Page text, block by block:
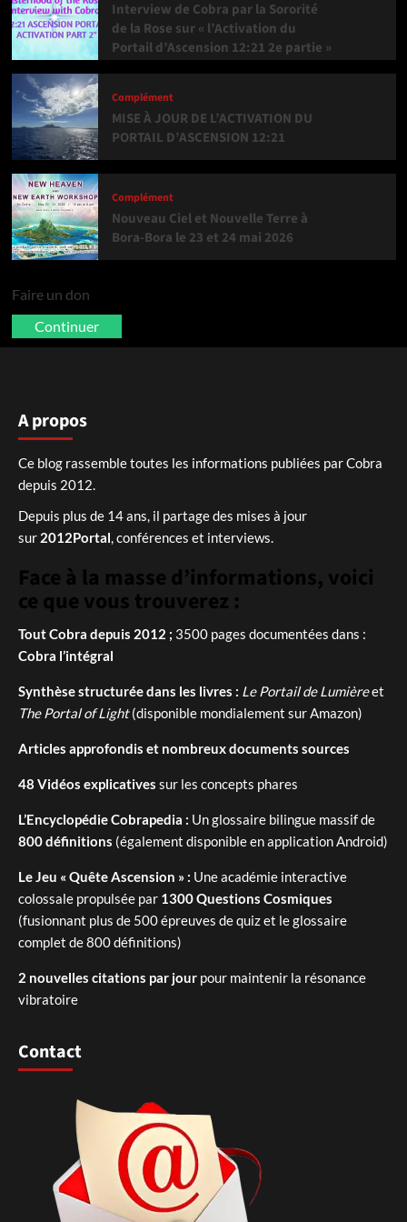
Interview de Cobra par la Sororité
de la Rose sur « l’Activation du
Portail d’Ascension 12:21 2e partie »
Complément
MISE À JOUR DE L’ACTIVATION DU
PORTAIL D’ASCENSION 12:21
Complément
Nouveau Ciel et Nouvelle Terre à
Bora-Bora le 23 et 24 mai 2026
Faire un don
Continuer
A propos
Ce blog rassemble toutes les informations publiées par Cobra
depuis 2012.
Depuis plus de 14 ans, il partage des mises à jour
sur 2012Portal, conférences et interviews.
Face à la masse d’informations, voici
ce que vous trouverez :
Tout Cobra depuis 2012 ; 3500 pages documentées dans :
Cobra l’intégral
Synthèse structurée dans les livres : Le Portail de Lumièreet
The Portal of Light(disponible mondialement sur Amazon)
Articles approfondis et nombreux documents sources
48 Vidéos explicatives sur les concepts phares
L’Encyclopédie Cobrapedia : Un glossaire bilingue massif de
800 définitions (également disponible en application Android)
Le Jeu « Quête Ascension » : Une académie interactive
colossale propulsée par 1300 Questions Cosmiques
(fusionnant plus de 500 épreuves de quiz et le glossaire
complet de 800 définitions)
2 nouvelles citations par jour pour maintenir la résonance
vibratoire
Contact